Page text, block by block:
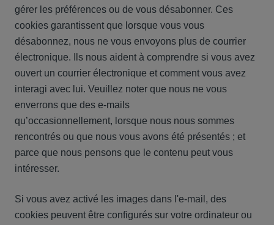
gérer les préférences ou de vous désabonner. Ces
cookies garantissent que lorsque vous vous
désabonnez, nous ne vous envoyons plus de courrier
électronique. Ils nous aident à comprendre si vous avez
ouvert un courrier électronique et comment vous avez
interagi avec lui. Veuillez noter que nous ne vous
enverrons que des e-mails
qu’occasionnellement, lorsque nous nous sommes
rencontrés ou que nous vous avons été présentés ; et
parce que nous pensons que le contenu peut vous
intéresser.
Si vous avez activé les images dans l'e-mail, des
cookies peuvent être configurés sur votre ordinateur ou